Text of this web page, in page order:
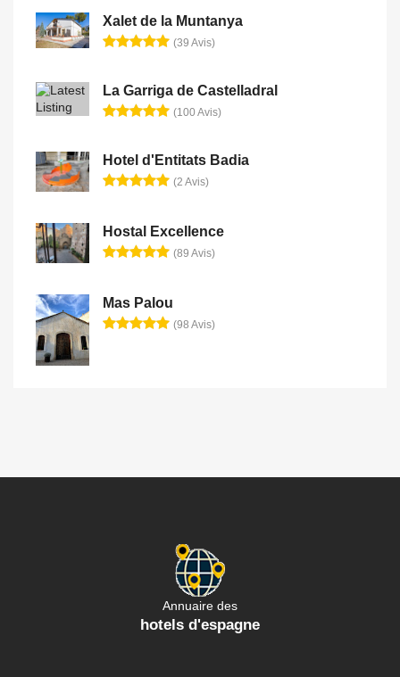
Xalet de la Muntanya
(39 Avis)
La Garriga de Castelladral
(100 Avis)
Hotel d'Entitats Badia
(2 Avis)
Hostal Excellence
(89 Avis)
Mas Palou
(98 Avis)
Annuaire des
hotels d'espagne